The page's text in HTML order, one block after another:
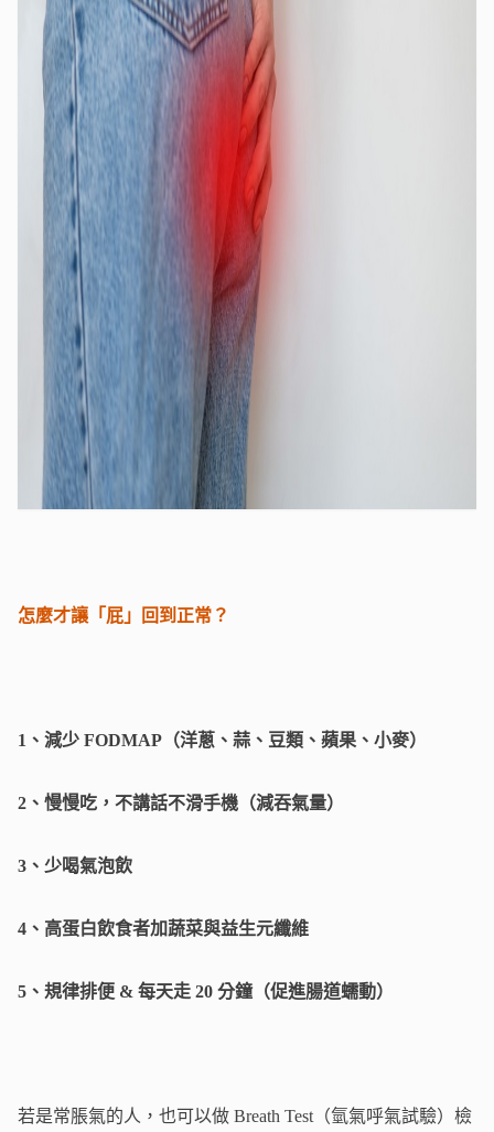
怎麼才讓「屁」回到正常？
1、減少 FODMAP（洋蔥、蒜、豆類、蘋果、小麥）
2、慢慢吃，不講話不滑手機（減吞氣量）
3、少喝氣泡飲
4、高蛋白飲食者加蔬菜與益生元纖維
5、規律排便 & 每天走 20 分鐘（促進腸道蠕動）
若是常脹氣的人，也可以做 Breath Test（氫氣呼氣試驗）檢